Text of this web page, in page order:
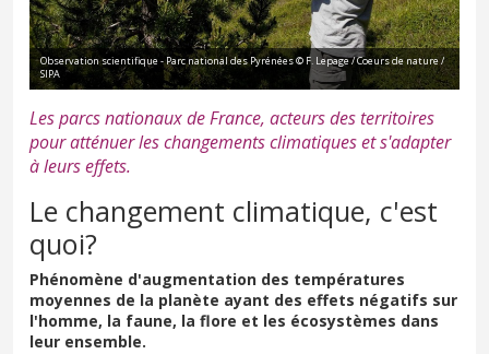
Observation scientifique - Parc national des Pyrénées © F. Lepage / Coeurs de nature /
SIPA
Les parcs nationaux de France, acteurs des territoires
pour atténuer les changements climatiques et s'adapter
à leurs effets.
Le changement climatique, c'est
quoi?
Phénomène d'augmentation des températures
moyennes de la planète ayant des effets négatifs sur
l'homme, la faune, la flore et les écosystèmes dans
leur ensemble.